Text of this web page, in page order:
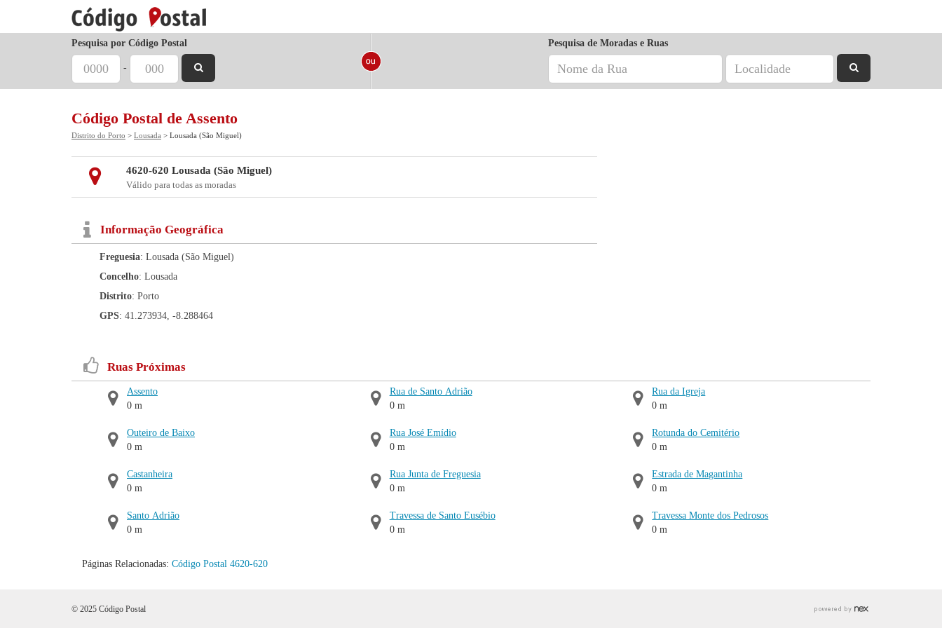
Pesquisa por Código Postal
-
Pesquisa de Moradas e Ruas
Código Postal de Assento
Distrito do Porto > Lousada > Lousada (São Miguel)
4620-620 Lousada (São Miguel)
Válido para todas as moradas
Informação Geográfica
Freguesia: Lousada (São Miguel)
Concelho: Lousada
Distrito: Porto
GPS: 41.273934, -8.288464
Ruas Próximas
Assento
0 m
Outeiro de Baixo
0 m
Castanheira
0 m
Santo Adrião
0 m
Rua de Santo Adrião
0 m
Rua José Emídio
0 m
Rua Junta de Freguesia
0 m
Travessa de Santo Eusébio
0 m
Rua da Igreja
0 m
Rotunda do Cemitério
0 m
Estrada de Magantinha
0 m
Travessa Monte dos Pedrosos
0 m
Páginas Relacionadas: Código Postal 4620-620
© 2025 Código Postal